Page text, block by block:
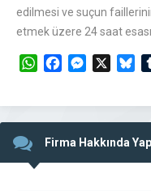
edilmesi ve suçun
etmek üzere 24 saat
WhatsAppFacebookMessenger
Firma Hakkında